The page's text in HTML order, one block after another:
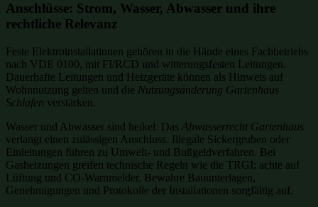
Anschlüsse: Strom, Wasser, Abwasser und ihre
rechtliche Relevanz
Feste Elektroinstallationen gehören in die Hände eines Fachbetriebs
nach VDE 0100, mit FI/RCD und witterungsfesten Leitungen.
Dauerhafte Leitungen und Heizgeräte können als Hinweis auf
Wohnnutzung gelten und die Nutzungsänderung Gartenhaus
Schlafen verstärken.
Wasser und Abwasser sind heikel: Das Abwasserrecht Gartenhaus
verlangt einen zulässigen Anschluss. Illegale Sickergruben oder
Einleitungen führen zu Umwelt- und Bußgeldverfahren. Bei
Gasheizungen greifen technische Regeln wie die TRGI; achte auf
Lüftung und CO-Warnmelder. Bewahre Bauunterlagen,
Genehmigungen und Protokolle der Installationen sorgfältig auf.